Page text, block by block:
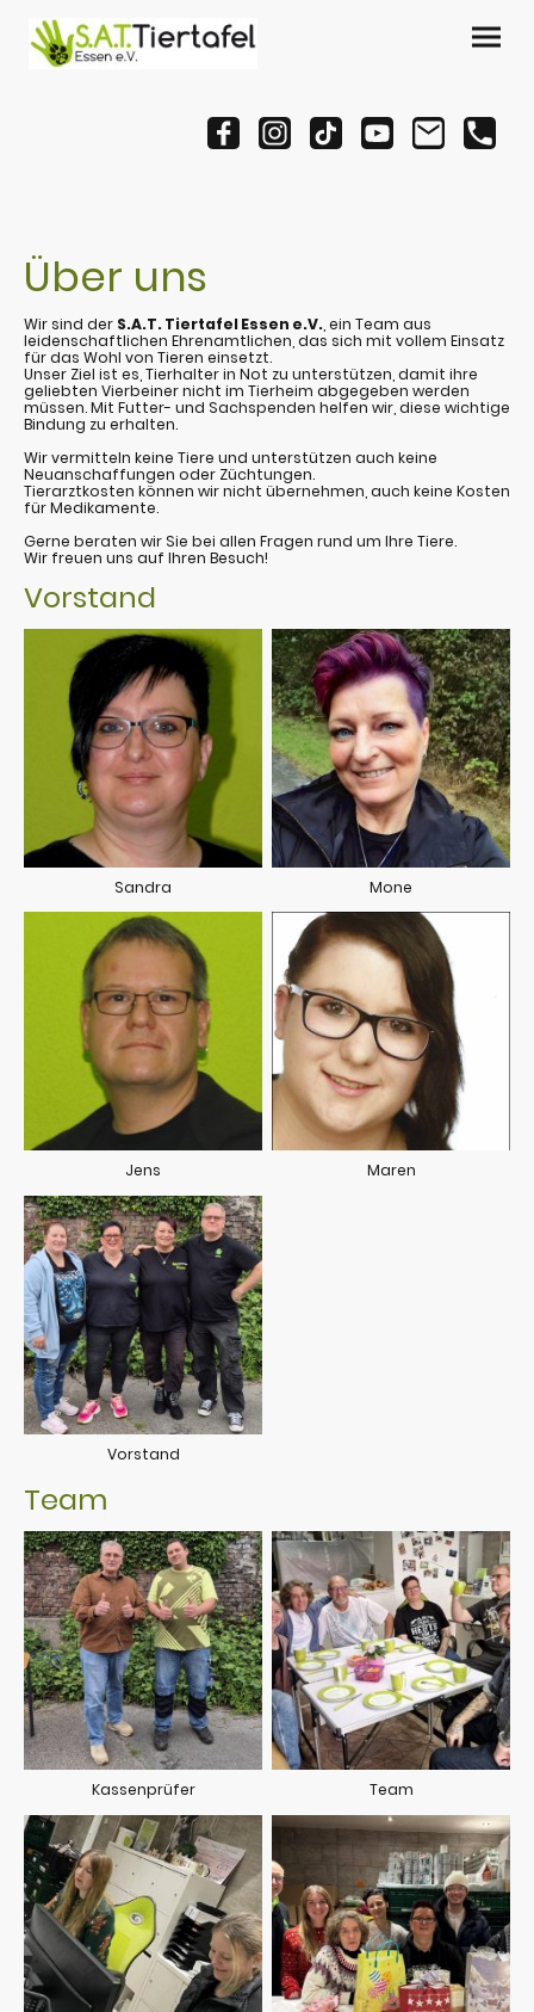
Über uns
Wir sind der S.A.T. Tiertafel Essen e.V. , ein Team aus
leidenschaftlichen Ehrenamtlichen, das sich mit vollem Einsatz
für das Wohl von Tieren einsetzt.
Unser Ziel ist es, Tierhalter in Not zu unterstützen, damit ihre
geliebten Vierbeiner nicht im Tierheim abgegeben werden
müssen. Mit Futter- und Sachspenden helfen wir, diese wichtige
Bindung zu erhalten.
Wir vermitteln keine Tiere und unterstützen auch keine
Neuanschaffungen oder Züchtungen.
Tierarztkosten können wir nicht übernehmen, auch keine Kosten
für Medikamente.
Gerne beraten wir Sie bei allen Fragen rund um Ihre Tiere.
Wir freuen uns auf Ihren Besuch!
Vorstand
Sandra Mone
Jens Maren
Vorstand
Team
Kassenprüfer Team